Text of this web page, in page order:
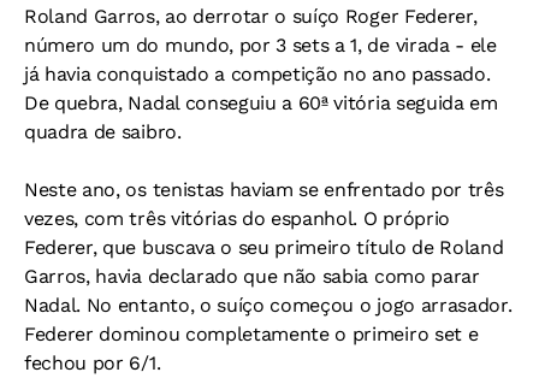
Roland Garros, ao derrotar o suíço Roger Federer,
número um do mundo, por 3 sets a 1, de virada - ele
já havia conquistado a competição no ano passado.
De quebra, Nadal conseguiu a 60ª vitória seguida em
quadra de saibro.
Neste ano, os tenistas haviam se enfrentado por três
vezes, com três vitórias do espanhol. O próprio
Federer, que buscava o seu primeiro título de Roland
Garros, havia declarado que não sabia como parar
Nadal. No entanto, o suíço começou o jogo arrasador.
Federer dominou completamente o primeiro set e
fechou por 6/1.